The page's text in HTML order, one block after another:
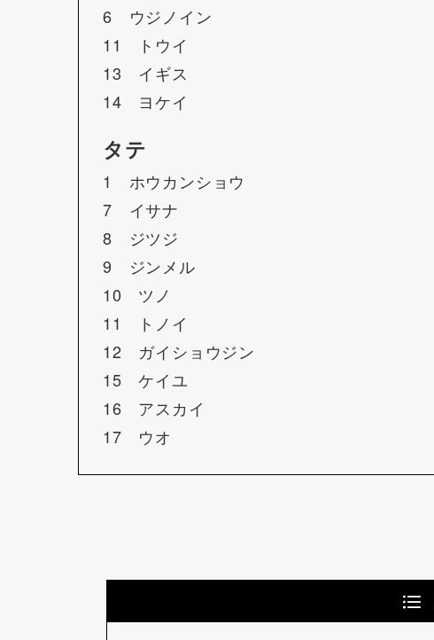
6 ウジノイン
11 トウイ
13 イギス
14 ヨケイ
タテ
1 ホウカンショウ
7 イサナ
8 ジツジ
9 ジンメル
10 ツノ
11 トノイ
12 ガイショウジン
15 ケイユ
16 アスカイ
17 ウオ